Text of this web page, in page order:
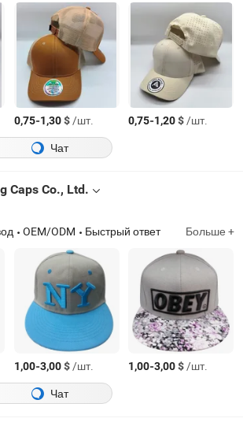
0,75-1,30$/шт. 0,75-1,20$/шт.
Чат
Caps Co., Ltd.
OEM/ODM Быстрый ответ Больше +
1,00-3,00$/шт. 1,00-3,00$/шт.
Чат